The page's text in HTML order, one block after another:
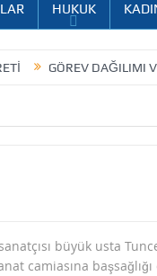
HUKUK
GÖREV DAĞILIMI VE
büyük usta Tuncel
camiasına